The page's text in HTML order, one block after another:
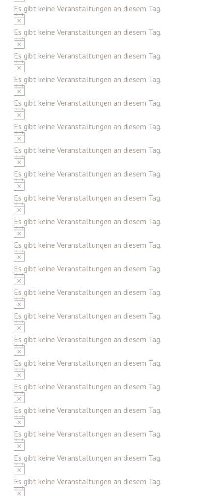
Es gibt keine Veranstaltungen an diesem Tag.
Hinweis
Es gibt keine Veranstaltungen an diesem Tag.
Hinweis
Es gibt keine Veranstaltungen an diesem Tag.
Hinweis
Es gibt keine Veranstaltungen an diesem Tag.
Hinweis
Es gibt keine Veranstaltungen an diesem Tag.
Hinweis
Es gibt keine Veranstaltungen an diesem Tag.
Hinweis
Es gibt keine Veranstaltungen an diesem Tag.
Hinweis
Es gibt keine Veranstaltungen an diesem Tag.
Hinweis
Es gibt keine Veranstaltungen an diesem Tag.
Hinweis
Es gibt keine Veranstaltungen an diesem Tag.
Hinweis
Es gibt keine Veranstaltungen an diesem Tag.
Hinweis
Es gibt keine Veranstaltungen an diesem Tag.
Hinweis
Es gibt keine Veranstaltungen an diesem Tag.
Hinweis
Es gibt keine Veranstaltungen an diesem Tag.
Hinweis
Es gibt keine Veranstaltungen an diesem Tag.
Hinweis
Es gibt keine Veranstaltungen an diesem Tag.
Hinweis
Es gibt keine Veranstaltungen an diesem Tag.
Hinweis
Es gibt keine Veranstaltungen an diesem Tag.
Hinweis
Es gibt keine Veranstaltungen an diesem Tag.
Hinweis
Es gibt keine Veranstaltungen an diesem Tag.
Hinweis
Es gibt keine Veranstaltungen an diesem Tag.
Hinweis